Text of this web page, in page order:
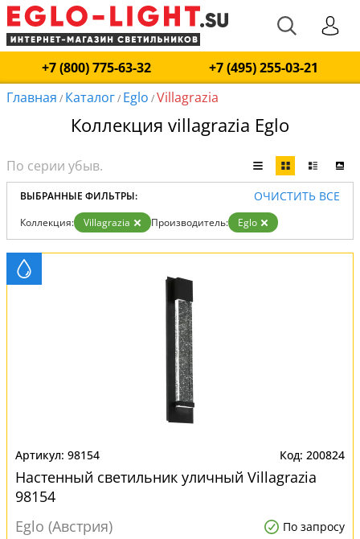
+7 (800) 775-63-32
+7 (495) 255-03-21
Главная / Каталог/ Eglo /Villagrazia
Коллекция villagrazia Eglo
ВЫБРАННЫЕ ФИЛЬТРЫ: ОЧИСТИТЬ ВСЕ
Коллекция: Villagrazia Производитель: Eglo
98154 200824
Настенный светильник уличный Villagrazia
98154
Eglo (Австрия)
По запросу